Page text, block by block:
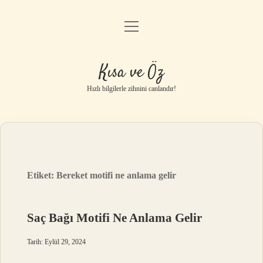
Anasayfa
Gizlilik Politikası
Yasal Uyarı
menüyü
Kısa ve Öz
Hızlı bilgilerle zihnini canlandır!
Etiket:Bereket motifi ne anlama gelir
Saç Bağı Motifi Ne Anlama Gelir
Tarih: Eylül 29, 2024